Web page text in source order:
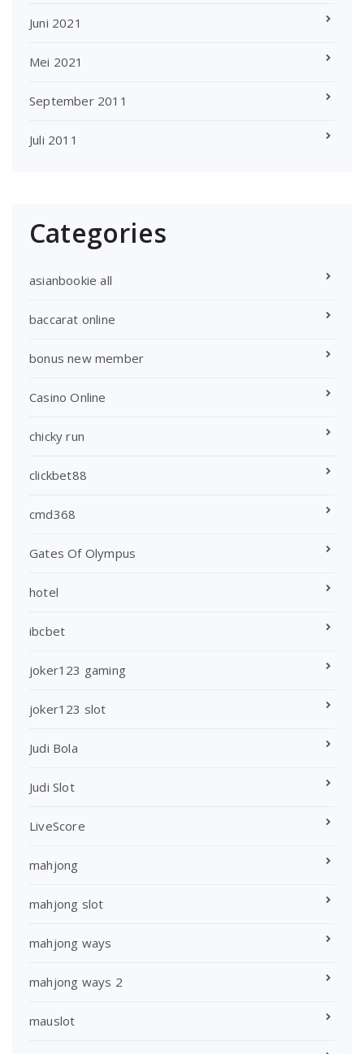
Juni 2021
Mei 2021
September 2011
Juli 2011
Categories
asianbookie all
baccarat online
bonus new member
Casino Online
chicky run
clickbet88
cmd368
Gates Of Olympus
hotel
ibcbet
joker123 gaming
joker123 slot
Judi Bola
Judi Slot
LiveScore
mahjong
mahjong slot
mahjong ways
mahjong ways 2
mauslot